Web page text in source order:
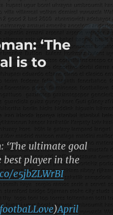
‘The
is to
‘The ultimate goal
best player in the
e5jbZLWrBI
)April